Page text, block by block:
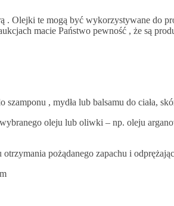
. Olejki te mogą być wykorzystywane do
macie Państwo pewność , że są
, mydła lub balsamu do ciała,
oleju lub oliwki – np. oleju
pożądanego zapachu i